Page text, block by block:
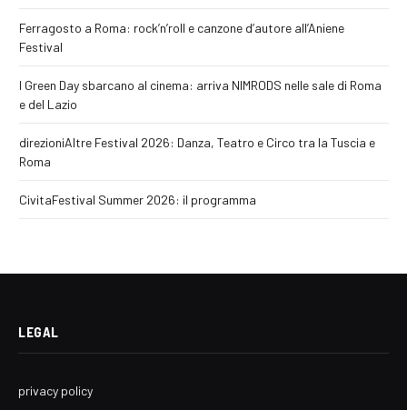
Ferragosto a Roma: rock’n’roll e canzone d’autore all’Aniene
Festival
I Green Day sbarcano al cinema: arriva NIMRODS nelle sale di Roma
e del Lazio
direzioniAltre Festival 2026: Danza, Teatro e Circo tra la Tuscia e
Roma
CivitaFestival Summer 2026: il programma
LEGAL
privacy policy